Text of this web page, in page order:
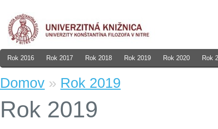
Rok 2016 Rok 2017 Rok 2018 Rok 2019 Rok 2020 Rok
Domov » Rok 2019
Rok 2019